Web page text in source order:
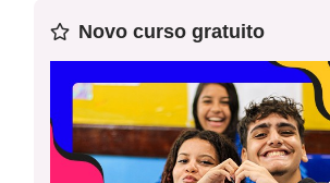
Novo curso gratuito